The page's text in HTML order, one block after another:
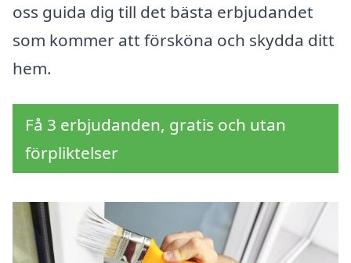
oss guida dig till det bästa erbjudandet
som kommer att försköna och skydda ditt
hem.
Få 3 erbjudanden, gratis och utan
förpliktelser